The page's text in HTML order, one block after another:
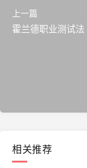
上一篇
霍兰德职业测试法
相关推荐